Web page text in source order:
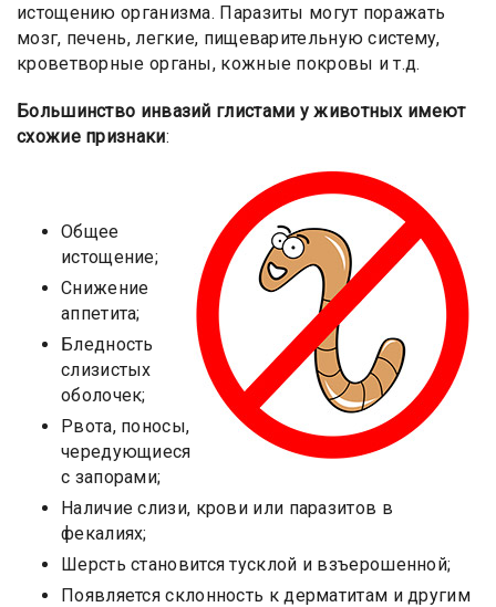
истощению организма. Паразиты могут поражать
мозг, печень, легкие, пищеварительную систему,
кроветворные органы, кожные покровы и т.д.
Большинство инвазий глистами у животных имеют
схожие признаки:
Общее
истощение;
Снижение
аппетита;
Бледность
слизистых
оболочек;
Рвота, поносы,
чередующиеся
с запорами;
Наличие слизи, крови или паразитов в
фекалиях;
Шерсть становится тусклой и взъерошенной;
Появляется склонность к дерматитам и другим